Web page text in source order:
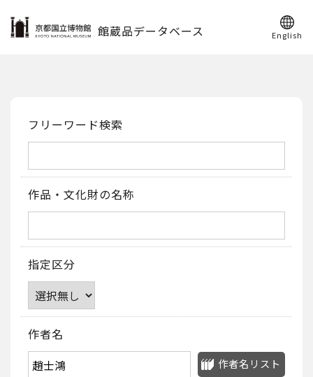
館蔵品データベース English
フリーワード検索
作品・文化財の名称
指定区分
作者名
作者名リスト